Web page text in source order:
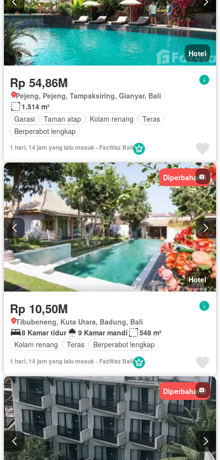
Hotel
Rp 54,86M
Pejeng, Pejeng, Tampaksiring, Gianyar, Bali
1.514 m²
Garasi
Taman atap Kolam renang
Teras
Berperabot lengkap
1 hari, 14 jam yang lalu masuk - FazWaz Bali
Diperbaharui
Hotel
Rp 10,50M
Tibubeneng, Kuta Utara, Badung, Bali
8 Kamar tidur
9 Kamar mandi
548 m²
Kolam renang
Teras Berperabot lengkap
1 hari, 14 jam yang lalu masuk - FazWaz Bali
Diperbaharui